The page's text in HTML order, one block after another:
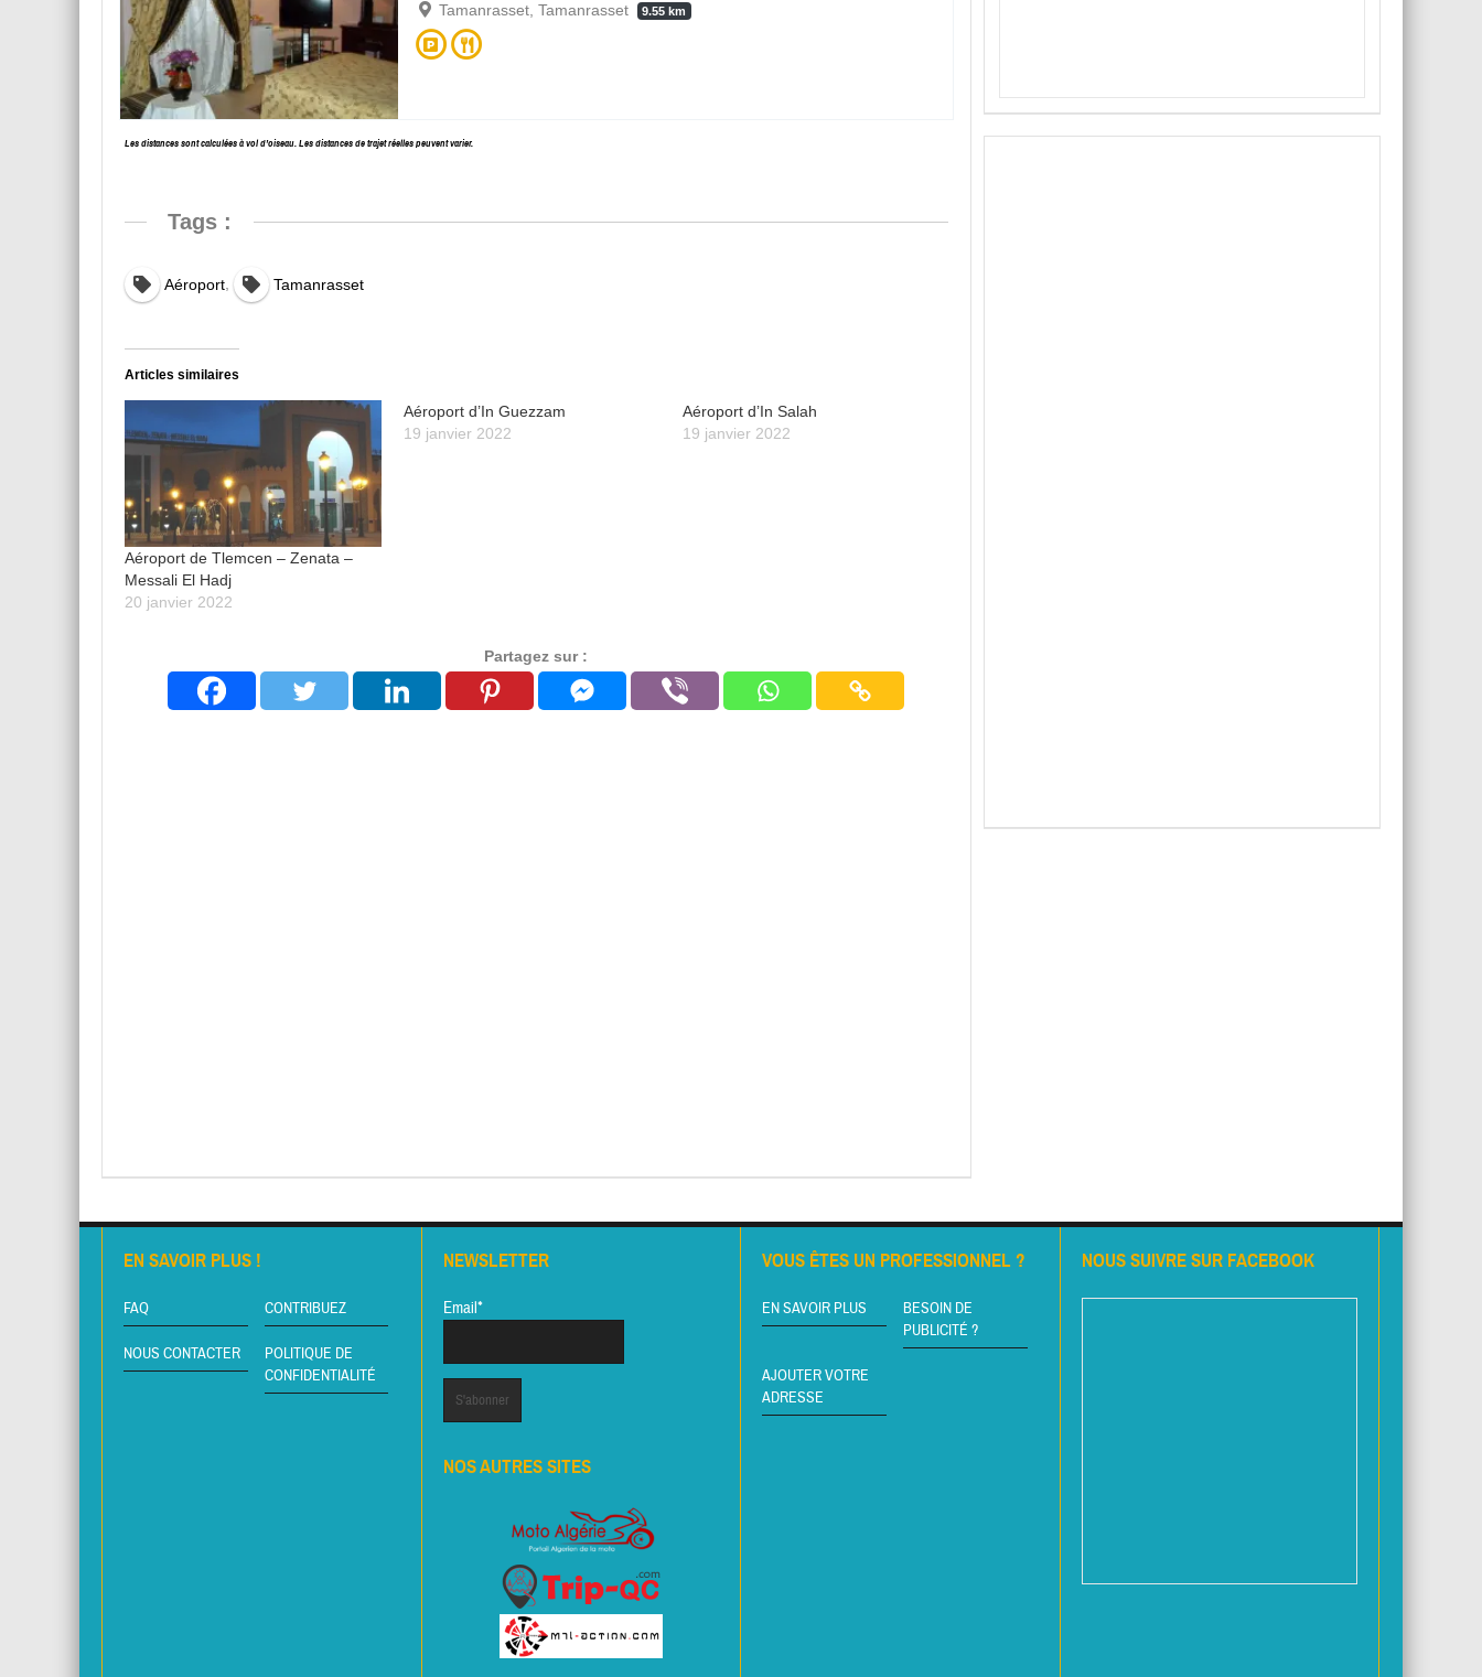
Tamanrasset, Tamanrasset
9.55 km
Les distances sont calculées à vol d’oiseau. Les distances de trajet réelles peuvent varier.
Tags :
Aéroport , Tamanrasset
Articles similaires
Aéroport de Tlemcen – Zenata –
Messali El Hadj
20 janvier 2022
Aéroport d’In Guezzam
19 janvier 2022
Aéroport d’In Salah
19 janvier 2022
Partagez sur :
EN SAVOIR PLUS !
FAQ CONTRIBUEZ
NOUS CONTACTER
POLITIQUE DE
CONFIDENTIALITÉ
NEWSLETTER
Email*
NOS AUTRES SITES
VOUS ÊTES UN PROFESSIONNEL ?
EN SAVOIR PLUS
BESOIN DE
PUBLICITÉ ?
AJOUTER VOTRE
ADRESSE
NOUS SUIVRE SUR FACEBOOK